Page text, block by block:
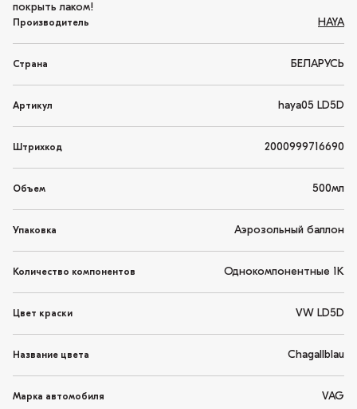
покрыть лаком!
Производитель HAYA
Страна БЕЛАРУСЬ
Артикул haya05 LD5D
Штрихкод 2000999716690
Объем 500мл
Упаковка Аэрозольный баллон
Количество компонентов Однокомпонентные 1K
Цвет краски VW LD5D
Название цвета Chagallblau
Марка автомобиля VAG